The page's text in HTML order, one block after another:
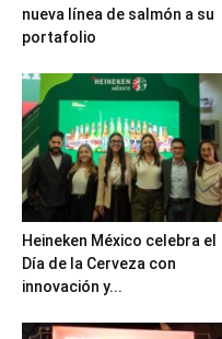
nueva línea de salmón a su
portafolio
Heineken México celebra el
Día de la Cerveza con
innovación y...